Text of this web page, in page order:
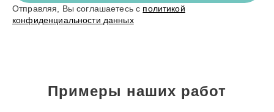
Отправляя, Вы соглашаетесь с политикой
конфиденциальности данных
Примеры наших работ